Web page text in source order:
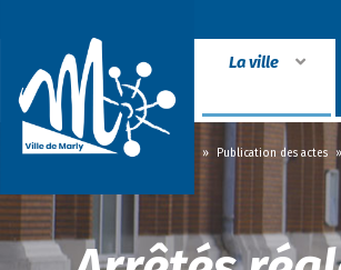
La ville
Accueil » » Publication des actes »